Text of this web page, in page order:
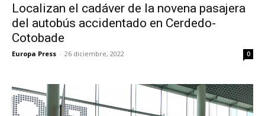
Localizan el cadáver de la novena pasajera
del autobús accidentado en Cerdedo-
Cotobade
Europa Press - 26 diciembre, 2022 0